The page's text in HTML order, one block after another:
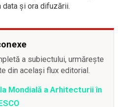
data și ora difuzării.
a subiectului, urmărește
din același flux editorial.
Mondială a Arhitecturii în